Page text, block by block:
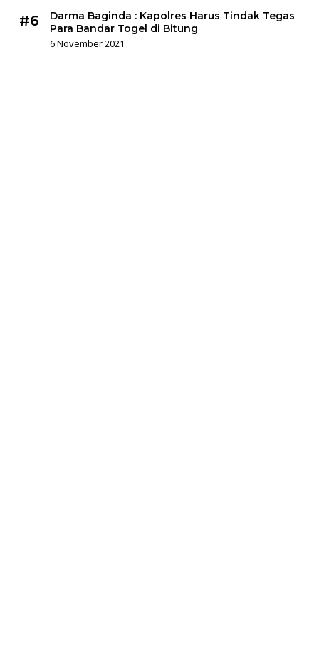
#6
Darma Baginda : Kapolres Harus Tindak Tegas
Para Bandar Togel di Bitung
6 November 2021